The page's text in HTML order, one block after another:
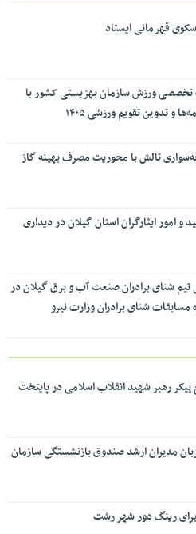
قهرمانی ایستاد
تخصصی ورزش سازمان بهزیستی کشور با
و تدوین تقویم ورزشی ۱۴۰۵
تالش با محوریت مصرف بهینه گاز
و امور ایثارگران استان گیلان در دیداری
شنای برادران صنعت آب و برق گیلان در
شنای برادران وزارت نیرو
پیکر رهبر شهید انقلاب اسلامی در پایتخت
مدیران ارشد صندوق بازنشستگی سازمان